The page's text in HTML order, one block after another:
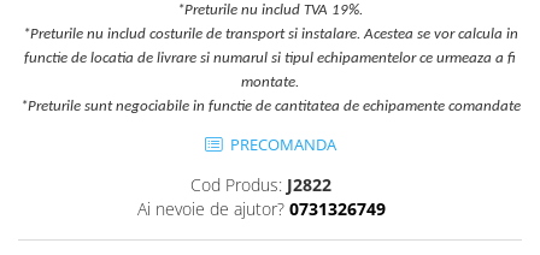
Tenis si Volei
Street Workout
Echipamente fitness
Mese de jocuri
*Preturile nu includ TVA 19%.
*Preturile nu includ costurile de transport si instalare. Acestea se vor calcula in
functie de locatia de livrare si numarul si tipul echipamentelor ce urmeaza a fi
montate.
*Preturile sunt negociabile in functie de cantitatea de echipamente comandate
PRECOMANDA
Cod Produs: J2822
Ai nevoie de ajutor? 0731326749